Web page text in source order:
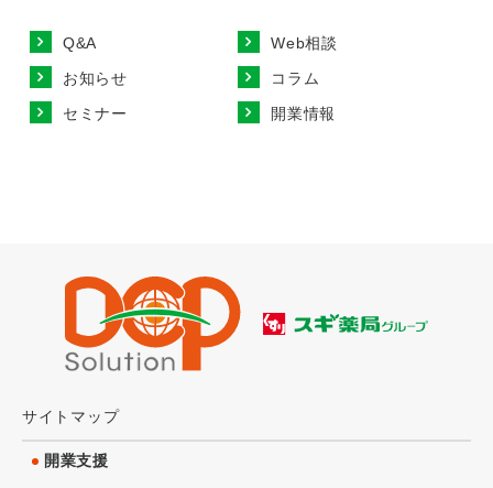
Q&A
Web相談
お知らせ
コラム
セミナー
開業情報
サイトマップ
開業支援